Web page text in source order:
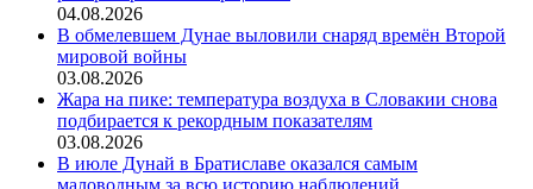
04.08.2026
В обмелевшем Дунае выловили снаряд времён Второй
мировой войны
03.08.2026
Жара на пике: температура воздуха в Словакии снова
подбирается к рекордным показателям
03.08.2026
В июле Дунай в Братиславе оказался самым
маловодным за всю историю наблюдений